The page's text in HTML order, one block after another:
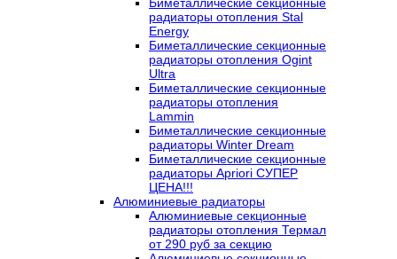
радиаторы отопления Stal
Energy
Биметаллические секционные
радиаторы отопления Ogint
Ultra
Биметаллические секционные
радиаторы отопления
Lammin
Биметаллические секционные
радиаторы Winter Dream
Биметаллические секционные
радиаторы Apriori СУПЕР
ЦЕНА!!!
Алюминиевые радиаторы
Алюминиевые секционные
радиаторы отопления Термал
от 290 руб за секцию